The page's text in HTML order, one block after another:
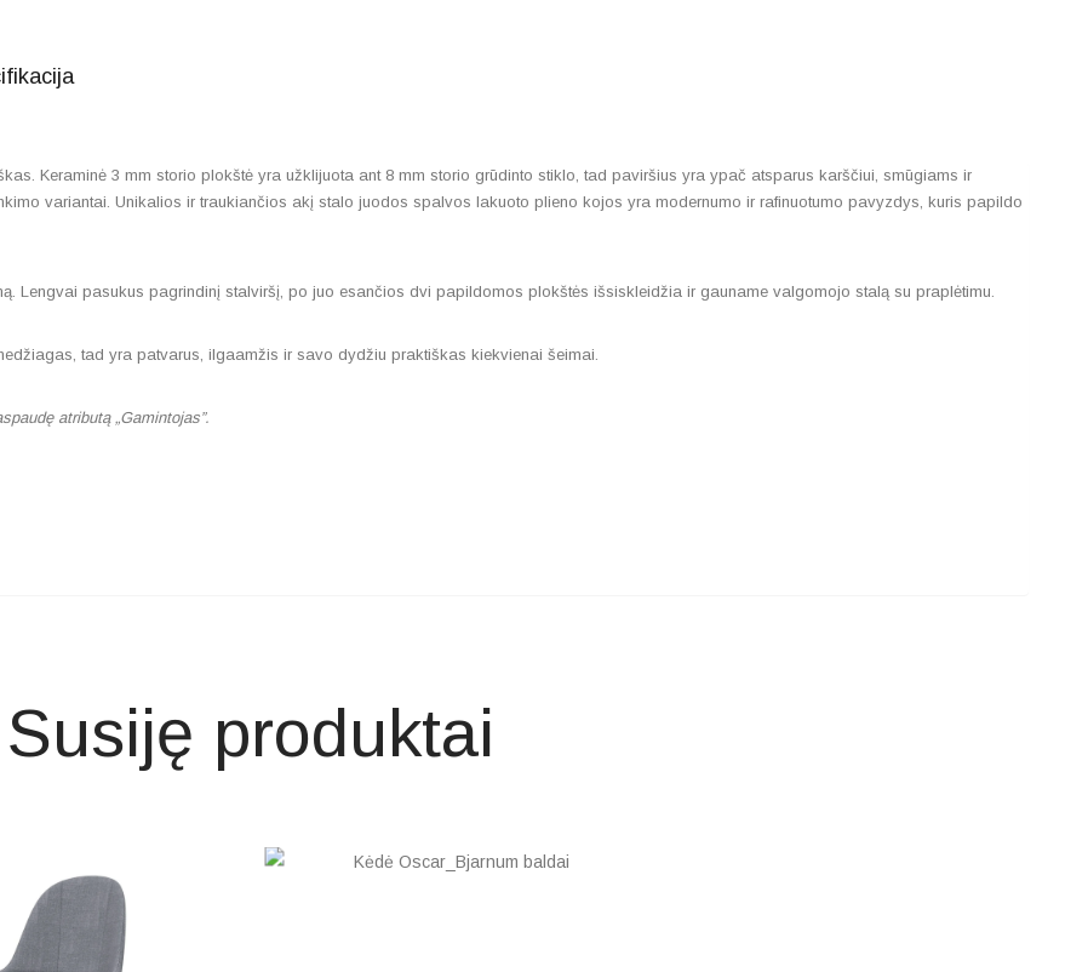
Keraminė 3 mm storio plokštė yra užklijuota ant 8 mm storio grūdinto stiklo, tad paviršius yra ypač atsparus karščiui, smūgiams ir
variantai. Unikalios ir traukiančios akį stalo juodos spalvos lakuoto plieno kojos yra modernumo ir rafinuotumo pavyzdys, kuris papildo
Lengvai pasukus pagrindinį stalviršį, po juo esančios dvi papildomos plokštės išsiskleidžia ir gauname valgomojo stalą su praplėtimu.
tad yra patvarus, ilgaamžis ir savo dydžiu praktiškas kiekvienai šeimai.
atributą „Gamintojas”.
Susiję produktai